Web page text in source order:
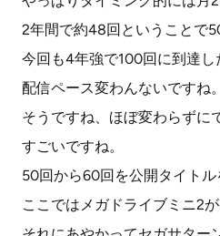
2年間で約48回ということで
今回も4年強で100回に到達し
配信ペース変わんないですね。
そうですね、ほぼ変わらずに
すごいですね。
50回から60回を公開タイトル
ここではメガドライブミニ2が